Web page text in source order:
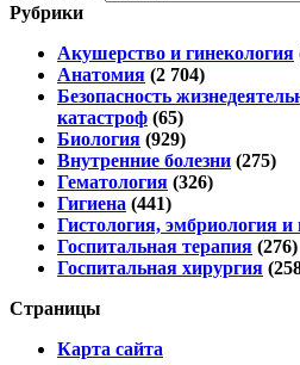
Рубрики
Акушерство и гинекология
Анатомия (2 704)
Безопасность
катастроф (65)
Биология (929)
Внутренние болезни (275)
Гематология (326)
Гигиена (441)
Гистология, эмбриология и
Госпитальная терапия (276)
Госпитальная хирургия
Страницы
Карта сайта